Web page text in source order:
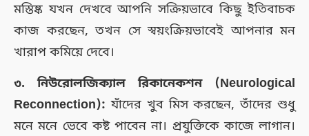
মস্তিষ্ক যখন দেখবে আপনি সক্রিয়ভাবে কিছু ইতিবাচক
কাজ করছেন, তখন সে স্বয়ংক্রিয়ভাবেই আপনার মন
খারাপ কমিয়ে দেবে।
৩. নিউরোলজিক্যাল রিকানেকশন (Neurological
Reconnection): যাঁদের খুব মিস করছেন, তাঁদের শুধু
মনে মনে ভেবে কষ্ট পাবেন না। প্রযুক্তিকে কাজে লাগান।